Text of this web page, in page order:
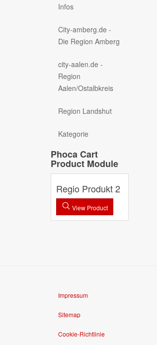
Infos
City-amberg.de -
Die Region Amberg
city-aalen.de -
Region
Aalen/Ostalbkreis
Region Landshut
Kategorie
Phoca Cart
Product Module
Regio Produkt 2
View Product
Impressum
Sitemap
Cookie-Richtlinie